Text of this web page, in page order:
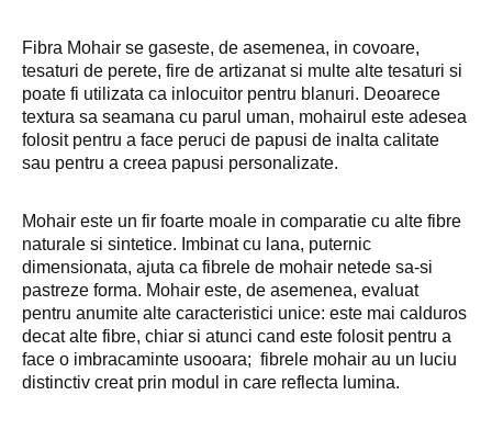
Fibra Mohair se gaseste, de asemenea, in covoare,
tesaturi de perete, fire de artizanat si multe alte tesaturi si
poate fi utilizata ca inlocuitor pentru blanuri. Deoarece
textura sa seamana cu parul uman, mohairul este adesea
folosit pentru a face peruci de papusi de inalta calitate
sau pentru a creea papusi personalizate.
Mohair este un fir foarte moale in comparatie cu alte fibre
naturale si sintetice. Imbinat cu lana, puternic
dimensionata, ajuta ca fibrele de mohair netede sa-si
pastreze forma. Mohair este, de asemenea, evaluat
pentru anumite alte caracteristici unice: este mai calduros
decat alte fibre, chiar si atunci cand este folosit pentru a
face o imbracaminte usooara; fibrele mohair au un luciu
distinctiv creat prin modul in care reflecta lumina.